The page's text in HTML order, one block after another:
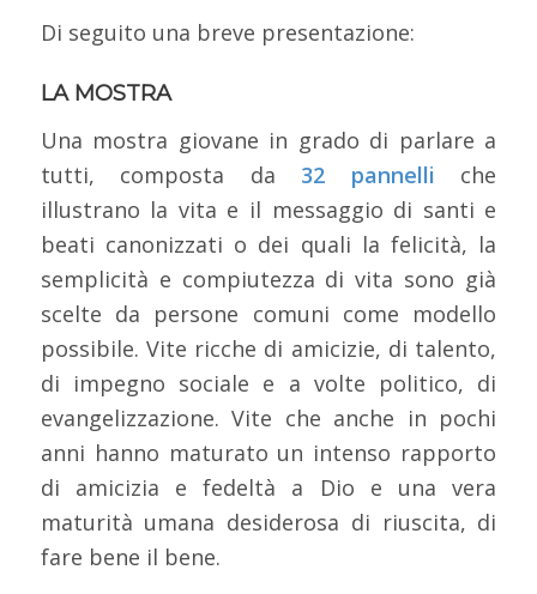
Di seguito una breve presentazione:
LA MOSTRA
Una mostra giovane in grado di parlare a
tutti, composta da 32 pannelli che
illustrano la vita e il messaggio di santi e
beati canonizzati o dei quali la felicità, la
semplicità e compiutezza di vita sono già
scelte da persone comuni come modello
possibile. Vite ricche di amicizie, di talento,
di impegno sociale e a volte politico, di
evangelizzazione. Vite che anche in pochi
anni hanno maturato un intenso rapporto
di amicizia e fedeltà a Dio e una vera
maturità umana desiderosa di riuscita, di
fare bene il bene.